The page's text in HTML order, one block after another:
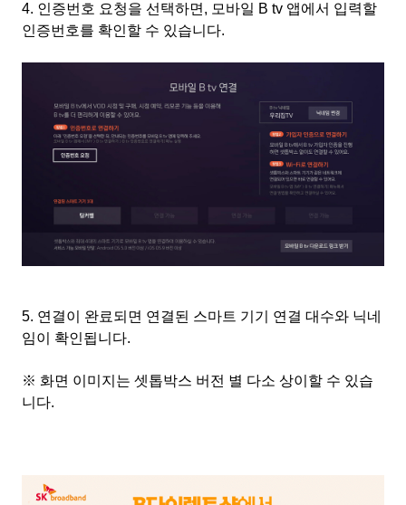
4. 인증번호 요청을 선택하면 , 모바일 B tv 앱에서 입력할
인증번호를 확인할 수 있습니다.
5. 연결이 완료되면 연결된 스마트 기기 연결 대수와 닉네
임이 확인됩니다.
※ 화면 이미지는 셋톱박스 버전 별 다소 상이할 수 있습
니다.